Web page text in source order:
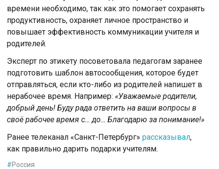
времени необходимо, так как это помогает сохранять
продуктивность, охраняет личное пространство и
повышает эффективность коммуникации учителя и
родителей.
Эксперт по этикету посоветовала педагогам заранее
подготовить шаблон автосообщения, которое будет
отправляться, если кто-либо из родителей напишет в
нерабочее время. Например: «Уважаемые родители,
добрый день! Буду рада ответить на ваши вопросы в
своё рабочее время с… до… Благодарю за понимание!»
Ранее телеканал «Санкт-Петербург» рассказывал,
как правильно дарить подарки учителям.
#Россия